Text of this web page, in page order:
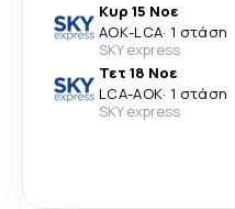
Κυρ 15 Νοε
AOK-LCA· 1 στάση
SKY express
Τετ 18 Νοε
LCA-AOK· 1 στάση
SKY express